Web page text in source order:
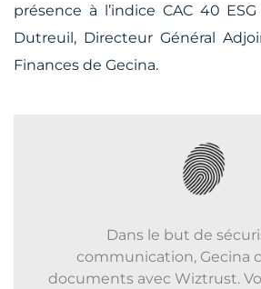
présence à l’indice CAC 40
Dutreuil, Directeur Général
Finances de Gecina.
Dans le but de
communication, Gecina
documents avec Wiztrust.